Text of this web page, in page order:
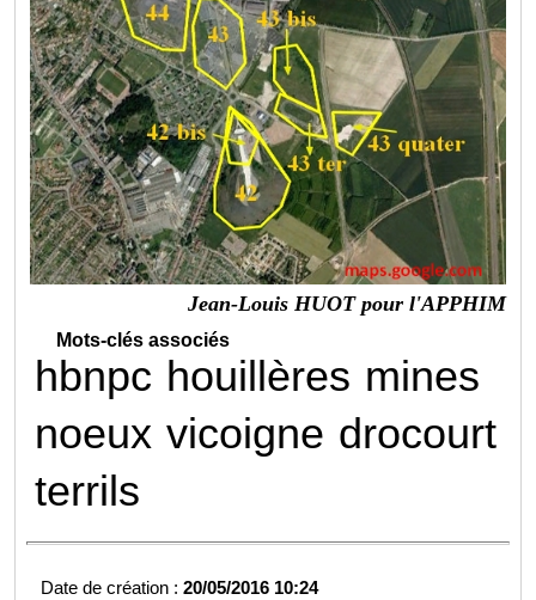
Jean-Louis HUOT pour l'APPHIM
Mots-clés associés
hbnpc houillères mines
noeux vicoigne drocourt
terrils
Date de création :20/05/2016 10:24